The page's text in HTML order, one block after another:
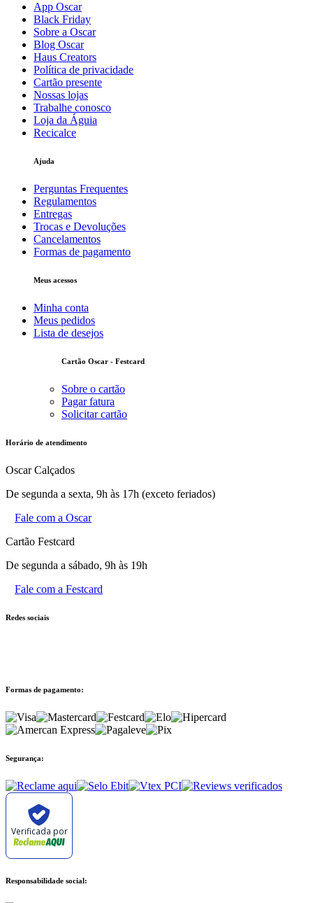
App Oscar
Black Friday
Sobre a Oscar
Blog Oscar
Haus Creators
Política de privacidade
Cartão presente
Nossas lojas
Trabalhe conosco
Loja da Águia
Recicalce
Ajuda
Perguntas Frequentes
Regulamentos
Entregas
Trocas e Devoluções
Cancelamentos
Formas de pagamento
Meus acessos
Minha conta
Meus pedidos
Lista de desejos
Cartão Oscar - Festcard
Sobre o cartão
Pagar fatura
Solicitar cartão
Horário de atendimento
Oscar Calçados
De segunda a sexta, 9h às 17h (exceto feriados)
Fale com a Oscar
Cartão Festcard
De segunda a sábado, 9h às 19h
Fale com a Festcard
Redes sociais
Formas de pagamento:
Segurança:
Verificada por
Responsabilidade social: